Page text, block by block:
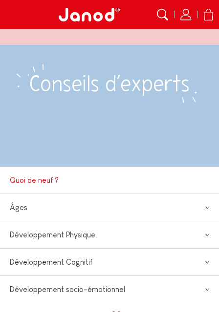
Conseils d’experts
Quoi de neuf ?
Âges
Développement Physique
Développement Cognitif
Développement socio-émotionnel